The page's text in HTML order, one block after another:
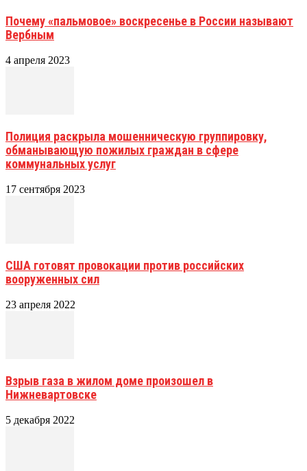
Почему «пальмовое» воскресенье в России называют
Вербным
4 апреля 2023
Полиция раскрыла мошенническую группировку,
обманывающую пожилых граждан в сфере
коммунальных услуг
17 сентября 2023
США готовят провокации против российских
вооруженных сил
23 апреля 2022
Взрыв газа в жилом доме произошел в
Нижневартовске
5 декабря 2022